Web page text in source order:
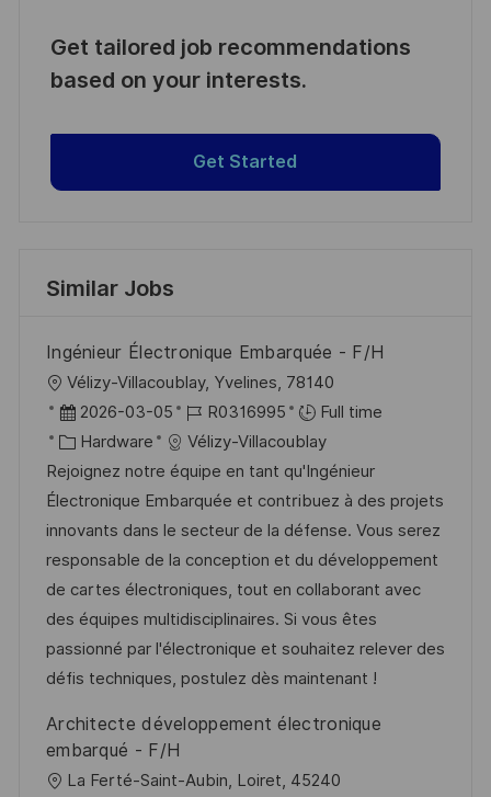
Get tailored job recommendations
based on your interests.
Get Started
Similar Jobs
Ingénieur Électronique Embarquée - F/H
L
o
c
a
t
i
o
n
Vélizy-Villacoublay, Yvelines, 78140
P
o
s
t
e
d
D
a
t
e
2026-03-05
J
o
b
I
d
R0316995
Full time
C
a
t
e
g
o
r
y
Hardware
Vélizy-Villacoublay
Rejoignez notre équipe en tant qu'Ingénieur
Électronique Embarquée et contribuez à des projets
innovants dans le secteur de la défense. Vous serez
responsable de la conception et du développement
de cartes électroniques, tout en collaborant avec
des équipes multidisciplinaires. Si vous êtes
passionné par l'électronique et souhaitez relever des
défis techniques, postulez dès maintenant !
Architecte développement électronique
embarqué - F/H
L
La Ferté-Saint-Aubin, Loiret, 45240